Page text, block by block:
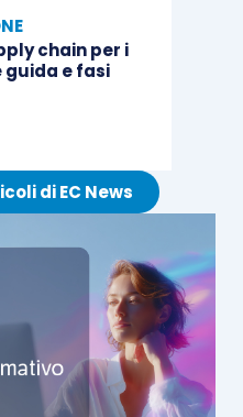
le
dei soggetti esterni al
Gruppo
chain per i
guida e fasi
di EC News